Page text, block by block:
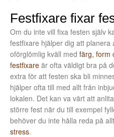
Festfixare fixar
Om du inte vill fixa festen själv
festfixare hjälper dig att planera
oförglömlig kväll med färg, form
festfixare är ofta väldigt bra på
extra för att festen ska bli
hjälper ofta till med allt från
lokalen. Det kan va värt att
större fest när du till exempel
behöver du inte hålla reda på
stress.